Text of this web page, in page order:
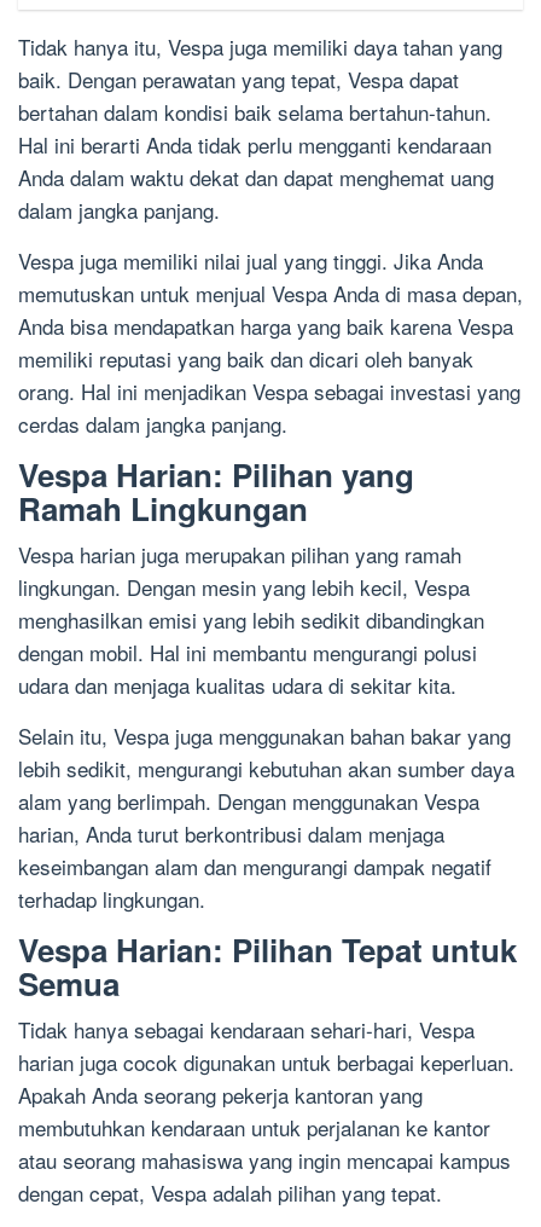
Tidak hanya itu, Vespa juga memiliki daya tahan yang
baik. Dengan perawatan yang tepat, Vespa dapat
bertahan dalam kondisi baik selama bertahun-tahun.
Hal ini berarti Anda tidak perlu mengganti kendaraan
Anda dalam waktu dekat dan dapat menghemat uang
dalam jangka panjang.
Vespa juga memiliki nilai jual yang tinggi. Jika Anda
memutuskan untuk menjual Vespa Anda di masa depan,
Anda bisa mendapatkan harga yang baik karena Vespa
memiliki reputasi yang baik dan dicari oleh banyak
orang. Hal ini menjadikan Vespa sebagai investasi yang
cerdas dalam jangka panjang.
Vespa Harian: Pilihan yang
Ramah Lingkungan
Vespa harian juga merupakan pilihan yang ramah
lingkungan. Dengan mesin yang lebih kecil, Vespa
menghasilkan emisi yang lebih sedikit dibandingkan
dengan mobil. Hal ini membantu mengurangi polusi
udara dan menjaga kualitas udara di sekitar kita.
Selain itu, Vespa juga menggunakan bahan bakar yang
lebih sedikit, mengurangi kebutuhan akan sumber daya
alam yang berlimpah. Dengan menggunakan Vespa
harian, Anda turut berkontribusi dalam menjaga
keseimbangan alam dan mengurangi dampak negatif
terhadap lingkungan.
Vespa Harian: Pilihan Tepat untuk
Semua
Tidak hanya sebagai kendaraan sehari-hari, Vespa
harian juga cocok digunakan untuk berbagai keperluan.
Apakah Anda seorang pekerja kantoran yang
membutuhkan kendaraan untuk perjalanan ke kantor
atau seorang mahasiswa yang ingin mencapai kampus
dengan cepat, Vespa adalah pilihan yang tepat.